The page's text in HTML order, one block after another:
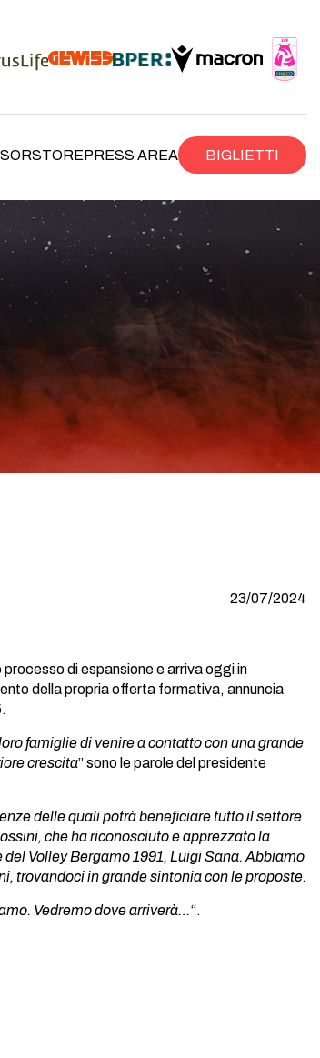
STOREPRESS AREA BIGLIETTI
23/07/2024
di espansione e arriva oggi in
della propria offerta formativa, annuncia
famiglie di venire a contatto con una grande
crescita” sono le parole del presidente
delle quali potrà beneficiare tutto il settore
che ha riconosciuto e apprezzato la
Volley Bergamo 1991, Luigi Sana. Abbiamo
trovandoci in grande sintonia con le proposte.
Vedremo dove arriverà…“.